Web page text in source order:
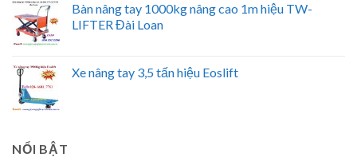
Bàn nâng tay 1000kg nâng cao 1m hiệu TW-
LIFTER Đài Loan
Xe nâng tay 3,5 tấn hiệu Eoslift
NỔI BẬT